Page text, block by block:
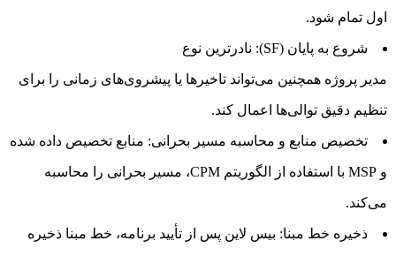
اول تمام شود.
شروع به پایان (SF): نادرترین نوع
مدیر پروژه همچنین می‌تواند تاخیرها یا پیشروی‌های زمانی را برای
تنظیم دقیق توالی‌ها اعمال کند.
تخصیص منابع و محاسبه مسیر بحرانی: منابع تخصیص داده شده
و MSP با استفاده از الگوریتم CPM، مسیر بحرانی را محاسبه
می‌کند.
ذخیره خط مبنا: بیس لاین پس از تأیید برنامه، خط مبنا ذخیره